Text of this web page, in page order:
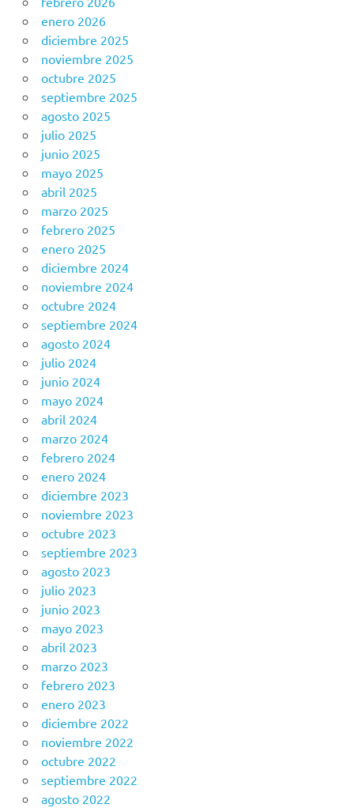
enero 2026
diciembre 2025
noviembre 2025
octubre 2025
septiembre 2025
agosto 2025
julio 2025
junio 2025
mayo 2025
abril 2025
marzo 2025
febrero 2025
enero 2025
diciembre 2024
noviembre 2024
octubre 2024
septiembre 2024
agosto 2024
julio 2024
junio 2024
mayo 2024
abril 2024
marzo 2024
febrero 2024
enero 2024
diciembre 2023
noviembre 2023
octubre 2023
septiembre 2023
agosto 2023
julio 2023
junio 2023
mayo 2023
abril 2023
marzo 2023
febrero 2023
enero 2023
diciembre 2022
noviembre 2022
octubre 2022
septiembre 2022
agosto 2022